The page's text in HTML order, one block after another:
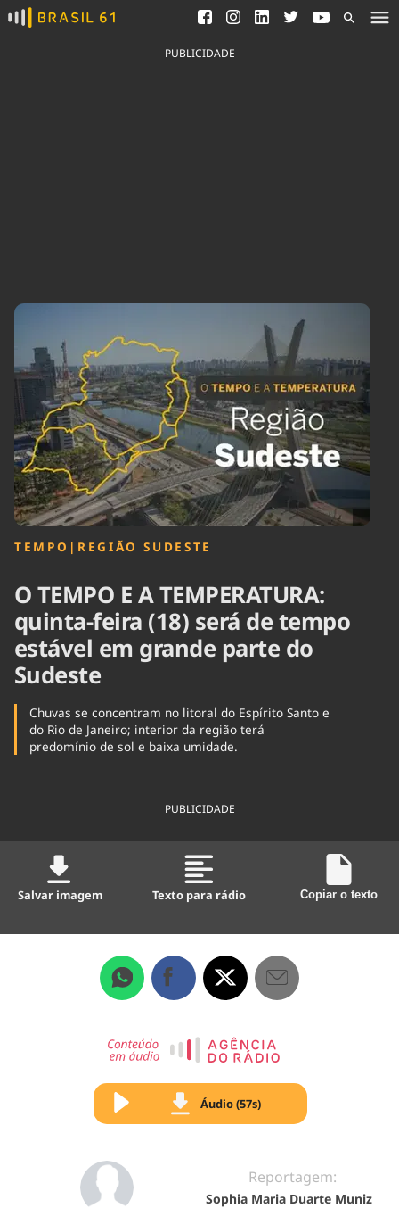
Ver todas as notícias
Saneamento
Indicadores
Brasil
Brasil Mineral
Ciência &
Tecnologia
Cinema
Cultura
Economia
Educação
Infraestrutura
Internacional
Meio Ambiente
Podcast
Política
Saúde
Tempo
PUBLICIDADE
TEMPO | REGIÃO SUDESTE
O TEMPO E A TEMPERATURA:
quinta-feira (18) será de tempo
estável em grande parte do
Sudeste
Chuvas se concentram no litoral do Espírito Santo e
do Rio de Janeiro; interior da região terá
predomínio de sol e baixa umidade.
PUBLICIDADE
Salvar imagem Texto para rádio Copiar o texto
Áudio (57s)
Reportagem:
Sophia Maria Duarte Muniz